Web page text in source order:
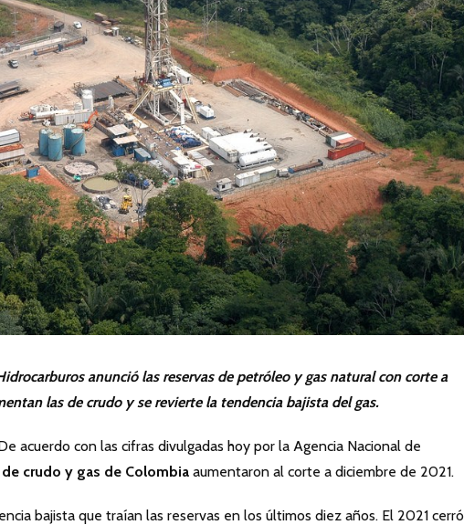
anunció las reservas de petróleo y gas natural con corte a
las de crudo y se revierte la tendencia bajista del gas.
acuerdo con las cifras divulgadas hoy por la Agencia Nacional de
de crudo y gas de Colombia aumentaron al corte a diciembre de 2021.
bajista que traían las reservas en los últimos diez años. El 2021 cerró